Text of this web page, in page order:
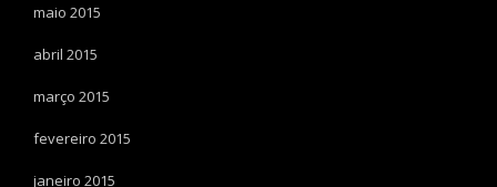
maio 2015
abril 2015
março 2015
fevereiro 2015
janeiro 2015